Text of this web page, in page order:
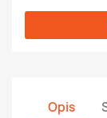
Opis